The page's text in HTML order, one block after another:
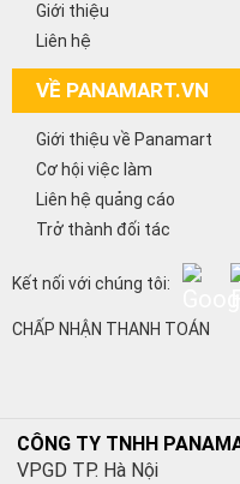
Giới thiệu
Liên hệ
VỀ PANAMART.VN
Giới thiệu về Panamart
Cơ hội việc làm
Liên hệ quảng cáo
Trở thành đối tác
Kết nối với chúng tôi:
CHẤP NHẬN THANH TOÁN
CÔNG TY TNHH
VPGD TP. Hà Nội